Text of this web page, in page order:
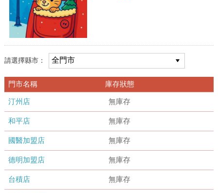
請選擇縣市：
門市名稱 庫存狀態
汀州店 無庫存
和平店 無庫存
國醫加盟店 無庫存
德明加盟店 無庫存
台積店 無庫存